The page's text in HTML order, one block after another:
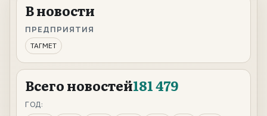
В новости
ПРЕДПРИЯТИЯ
ТАГМЕТ
Всего новостей181 479
ГОД: